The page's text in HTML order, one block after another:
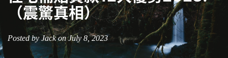
（震驚真相）
Posted by Jack on July 8, 2023